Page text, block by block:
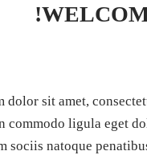
dolor sit amet,
commodo ligula eget
sociis natoque